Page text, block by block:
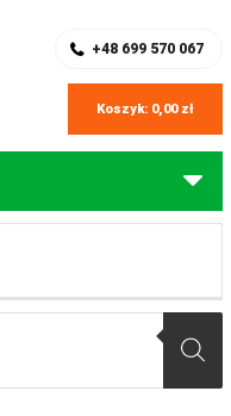
+48 699 570 067
Koszyk: 0,00 zł